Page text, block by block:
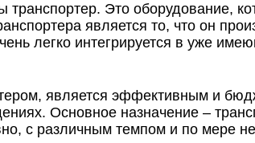
Это оборудование,
является то, что он
легко интегрируется в уже
является эффективным и
Основное назначение –
с различным темпом и по мере